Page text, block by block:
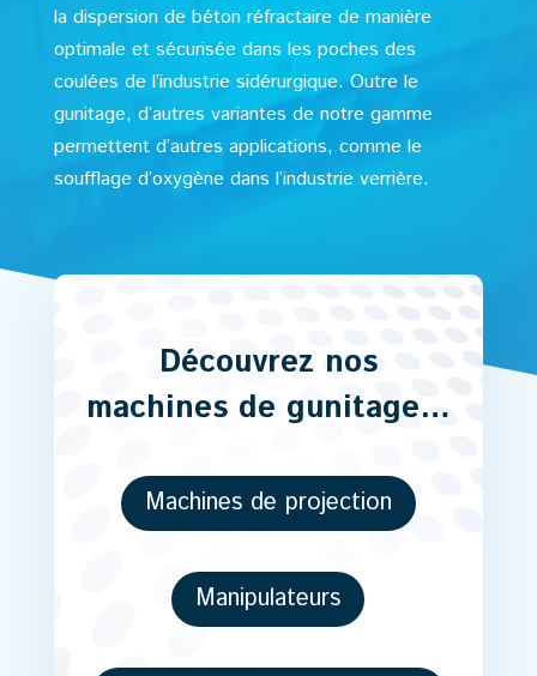
la dispersion de béton réfractaire de manière
optimale et sécurisée dans les poches des
coulées de l’industrie sidérurgique. Outre le
gunitage, d’autres variantes de notre gamme
permettent d’autres applications, comme le
soufflage d’oxygène dans l’industrie verrière.
Découvrez nos
machines de gunitage…
Machines de projection
Manipulateurs